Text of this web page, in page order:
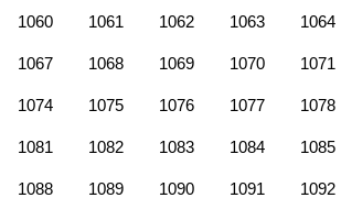
1060 1061 1062 1063 1064
1067 1068 1069 1070 1071
1074 1075 1076 1077 1078
1081 1082 1083 1084 1085
1088 1089 1090 1091 1092